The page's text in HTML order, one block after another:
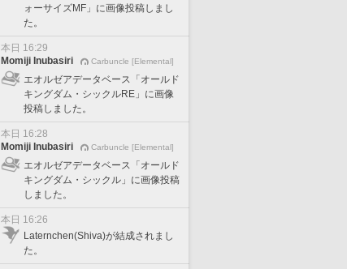
ォーサイズMF」に画像投稿しまし
た。
本日 16:29
Momiji Inubasiri
Carbuncle [Elemental]
エオルゼアデータベース「オールド
キングダム・シックルRE」に画像
投稿しました。
本日 16:28
Momiji Inubasiri
Carbuncle [Elemental]
エオルゼアデータベース「オールド
キングダム・シックル」に画像投稿
しました。
本日 16:26
Laternchen(Shiva)が結成されまし
た。